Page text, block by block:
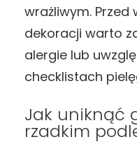
wrażliwym.
dekoracji warto
alergie lub
checklistach
Jak uniknąć
rzadkim